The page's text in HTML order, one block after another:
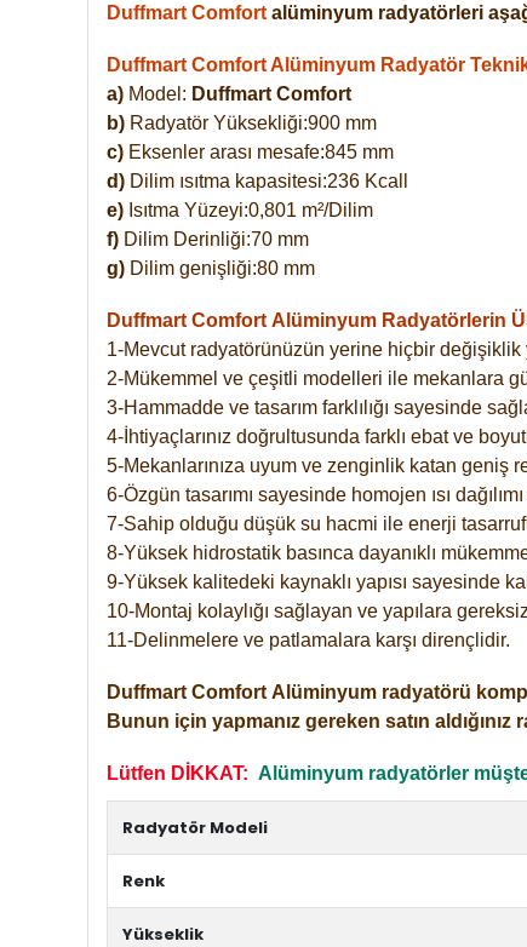
Duffmart Comfort alüminyum radyatörleri
Duffmart Comfort Alüminyum Radyatör
a) Model: Duffmart Comfort
b) Radyatör Yüksekliği:900 mm
c) Eksenler arası mesafe:845 mm
d) Dilim ısıtma kapasitesi:236 Kcall
e) Isıtma Yüzeyi:0,801 m²/Dilim
f) Dilim Derinliği:70 mm
g) Dilim genişliği:80 mm
Duffmart Comfort Alüminyum Radyatörlerin
1-Mevcut radyatörünüzün yerine hiçbir değişiklik
2-Mükemmel ve çeşitli modelleri ile mekanlara
3-Hammadde ve tasarım farklılığı sayesinde
4-İhtiyaçlarınız doğrultusunda farklı ebat ve
5-Mekanlarınıza uyum ve zenginlik katan geniş
6-Özgün tasarımı sayesinde homojen ısı
7-Sahip olduğu düşük su hacmi ile enerji
8-Yüksek hidrostatik basınca dayanıklı
9-Yüksek kalitedeki kaynaklı yapısı sayesinde
10-Montaj kolaylığı sağlayan ve yapılara
11-Delinmelere ve patlamalara karşı dirençlidir.
Duffmart Comfort Alüminyum radyatörü
Bunun için yapmanız gereken satın
Lütfen DİKKAT: Alüminyum radyatörler
Radyatör Modeli
Renk
Yükseklik